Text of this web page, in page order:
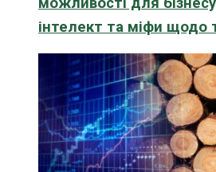
інтелект та міфи щодо